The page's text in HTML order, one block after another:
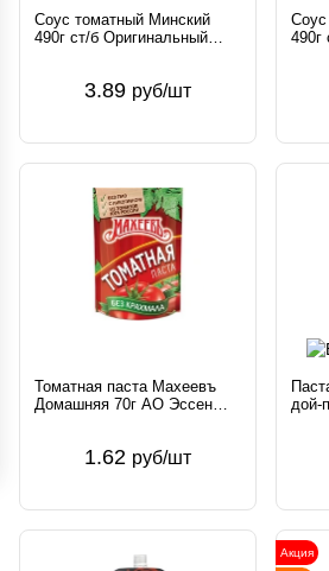
Соус томатный Минский
490г ст/б Оригинальный
3.89 руб/шт
490г
Томатная паста Махеевъ
Домашняя 70г АО Эссен
1.62 руб/шт
дой-
Акция